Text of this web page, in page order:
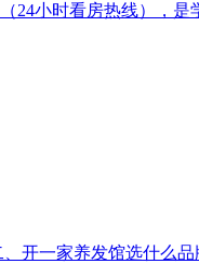
24小时看房热线），
开一家养发馆选什么